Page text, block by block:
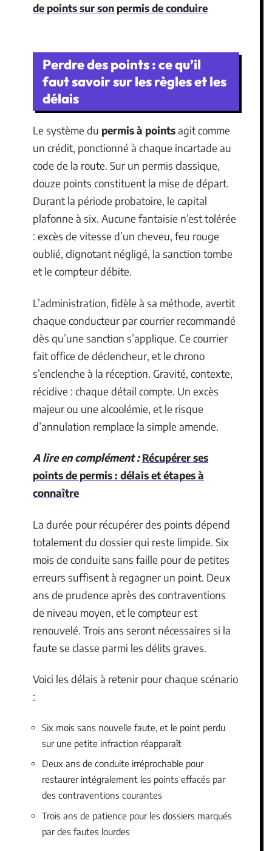
de points sur son permis de conduire
Perdre des points : ce qu’il
faut savoir sur les règles et les
délais
Le système du permis à pointsagit comme
un crédit, ponctionné à chaque incartade au
code de la route. Sur un permis classique,
douze points constituent la mise de départ.
Durant la période probatoire, le capital
plafonne à six. Aucune fantaisie n’est tolérée
: excès de vitesse d’un cheveu, feu rouge
oublié, clignotant négligé, la sanction tombe
et le compteur débite.
L’administration, fidèle à sa méthode, avertit
chaque conducteur par courrier recommandé
dès qu’une sanction s’applique. Ce courrier
fait office de déclencheur, et le chrono
s’enclenche à la réception. Gravité, contexte,
récidive : chaque détail compte. Un excès
majeur ou une alcoolémie, et le risque
d’annulation remplace la simple amende.
A lire en complément : Récupérer ses
points de permis : délais et étapes à
connaître
La durée pour récupérer des points dépend
totalement du dossier qui reste limpide. Six
mois de conduite sans faille pour de petites
erreurs suffisent à regagner un point. Deux
ans de prudence après des contraventions
de niveau moyen, et le compteur est
renouvelé. Trois ans seront nécessaires si la
faute se classe parmi les délits graves.
Voici les délais à retenir pour chaque scénario
:
Six mois sans nouvelle faute, et le point perdu
sur une petite infraction réapparaît
Deux ans de conduite irréprochable pour
restaurer intégralement les points effacés par
des contraventions courantes
Trois ans de patience pour les dossiers marqués
par des fautes lourdes